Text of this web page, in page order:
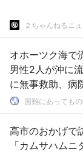
２ちゃんねるニ
オホーツク海で
男性2人が沖に
に無事救助、
の海岸 [2/21]
国難にあってもの
高市のおかげ
「カムサハムニ